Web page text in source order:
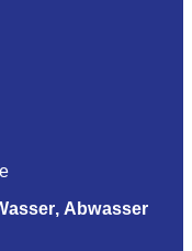
Abwasser